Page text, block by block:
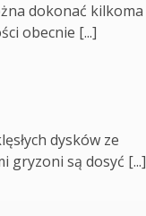
dokonać kilkoma
obecnie [...]
dysków ze
gryzoni są dosyć [...]